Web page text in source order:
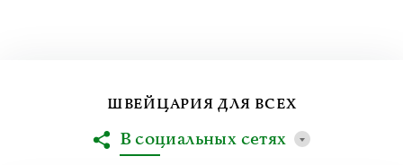
ШВЕЙЦАРИЯ ДЛЯ ВСЕХ
В социальных сетях